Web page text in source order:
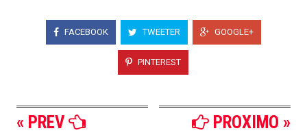
FACEBOOK TWEETER GOOGLE+
PINTEREST
« PREV PROXIMO »